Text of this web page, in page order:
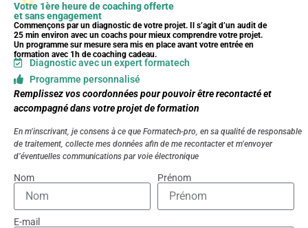
Votre 1ère heure de coaching offerte
et sans engagement
Commençons par un diagnostic de votre projet. Il s’agit d’un audit de
25 min environ avec un coachs pour mieux comprendre votre projet.
Un programme sur mesure sera mis en place avant votre entrée en
formation avec 1h de coaching cadeau.
Diagnostic avec un expert formatech
Programme personnalisé
Remplissez vos coordonnées pour pouvoir être recontacté et
accompagné dans votre projet de formation
En m’inscrivant, je consens à ce que Formatech-pro, en sa qualité de responsable
de traitement, collecte mes données afin de me recontacter et m’envoyer
d’éventuelles communications par voie électronique
Nom Prénom
E-mail